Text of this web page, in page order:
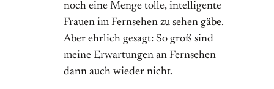
noch eine Menge tolle, intelligente
Frauen im Fernsehen zu sehen gäbe.
Aber ehrlich gesagt: So groß sind
meine Erwartungen an Fernsehen
dann auch wieder nicht.